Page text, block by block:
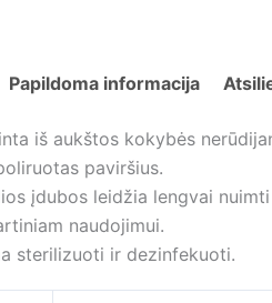
Papildoma informacija
iš aukštos kokybės
paviršius.
įdubos leidžia lengvai
naudojimui.
sterilizuoti ir dezinfekuoti.